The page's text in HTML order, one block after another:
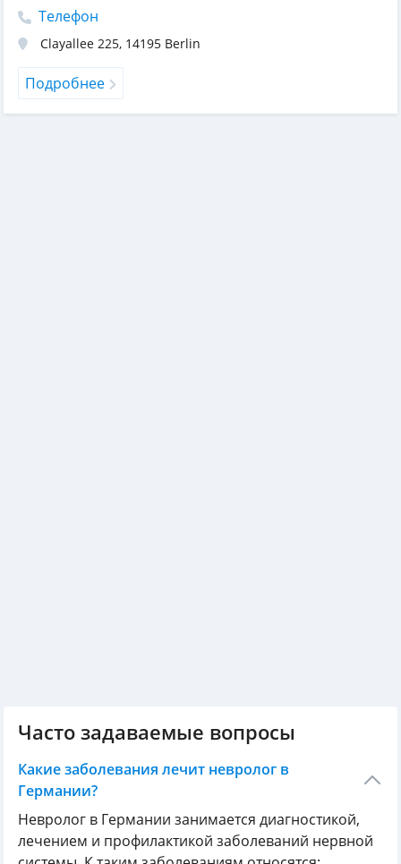
Телефон
Clayallee 225, 14195 Berlin
Подробнее
Часто задаваемые вопросы
Какие заболевания лечит невролог в
Германии?
Невролог в Германии занимается диагностикой,
лечением и профилактикой заболеваний нервной